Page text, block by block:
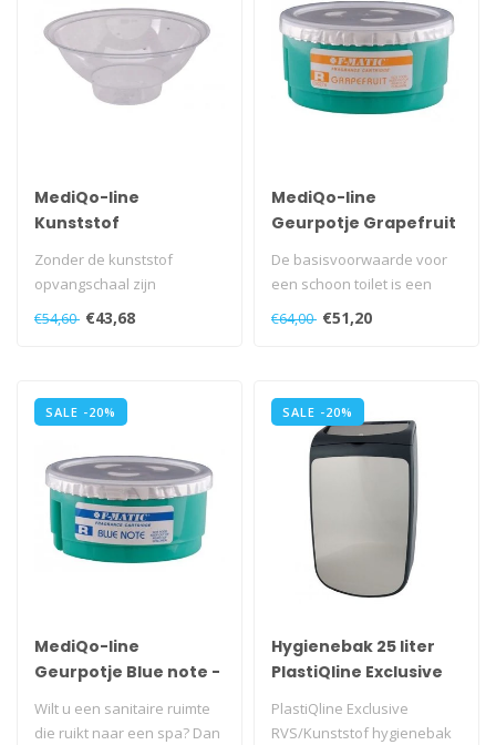
MediQo-line
Kunststof
Zonder de kunststof
opvangschaal zijn
toiletborstelhouders niet
compleet...
€54,60 €43,68
MediQo-line
Geurpotje Grapefruit
De basisvoorwaarde voor
een schoon toilet is een
goede hygiëne. Toch is geur
€64,00 €51,20
SALE -20%
MediQo-line
Geurpotje Blue note -
10 stuks
Wilt u een sanitaire ruimte
die ruikt naar een spa? Dan
SALE -20%
Hygienebak 25 liter
PlastiQline Exclusive
PlastiQline Exclusive
RVS/Kunststof hygienebak